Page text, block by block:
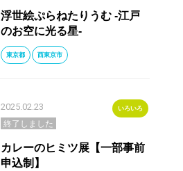
浮世絵ぷらねたりうむ -江戸
のお空に光る星-
東京都 西東京市
2025.02.23 いろいろ
終了しました
カレーのヒミツ展【一部事前
申込制】